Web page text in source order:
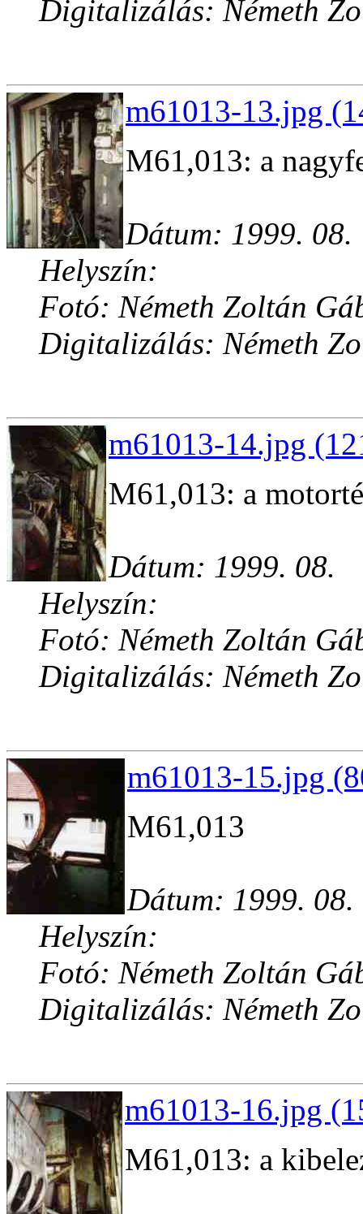
Digitalizálás: Németh
m61013-13.jpg
M61,013: a
Dátum: 1999. 08.
Helyszín:
Fotó: Németh Zoltán
Digitalizálás: Németh
m61013-14.jpg
M61,013: a
Dátum: 1999. 08.
Helyszín:
Fotó: Németh Zoltán
Digitalizálás: Németh
m61013-15.jpg
M61,013
Dátum: 1999. 08.
Helyszín:
Fotó: Németh Zoltán
Digitalizálás: Németh
m61013-16.jpg
M61,013: a